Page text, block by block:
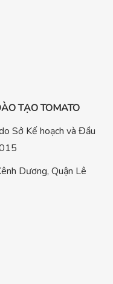
TẠO TOMATO
Sở Kế hoạch và Đầu
Dương, Quận Lê